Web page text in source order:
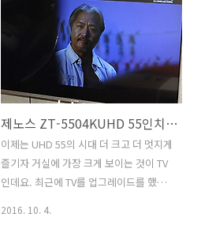
계실텐데요. 그게 전부다는 아닙니다. 오
버워치 모니터 추천으로 이 제품을 소개
하는 이유라면 165Hz 수직주파수와 G-
Sync를 동시에 지원하는 최고의 모니터
이기 때문입니다.실제로 그런 이유 때문
에 체감 성능이 무척 좋은데요. 그냥 어느
정도 좋겠지 그런 느낌은 아닙니다. 몇배
는 좋습니다. 체감 성능이 엄청난 AOC
AGON 271QG AHVA 패널을 사용해서
시야각도 좋고 명암대비와 화면의 품질도
제노스 ZT-5504KUHD 55인치 UHDTV 화질 전력소모량 벤치마크
이제는 UHD 55의 시대 더 크고 더 멋지게
즐기자 거실에 가장 크게 보이는 것이 TV
인데요. 최근에 TV를 업그레이드를 했습
2016. 10. 4.